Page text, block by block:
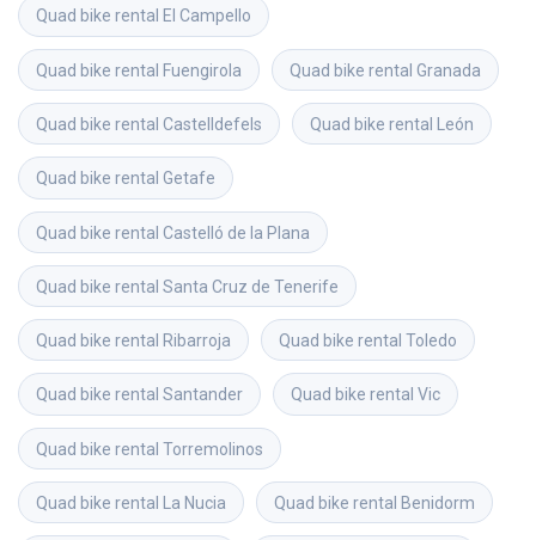
Quad bike rental El Campello
Quad bike rental Fuengirola Quad bike rental Granada
Quad bike rental Castelldefels Quad bike rental León
Quad bike rental Getafe
Quad bike rental Castelló de la Plana
Quad bike rental Santa Cruz de Tenerife
Quad bike rental Ribarroja Quad bike rental Toledo
Quad bike rental Santander Quad bike rental Vic
Quad bike rental Torremolinos
Quad bike rental La Nucia Quad bike rental Benidorm